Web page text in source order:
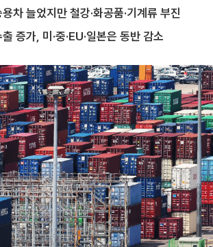
용차 늘었지만 철강·화공품·기계류 부진
증가, 미·중·EU·일본은 동반 감소